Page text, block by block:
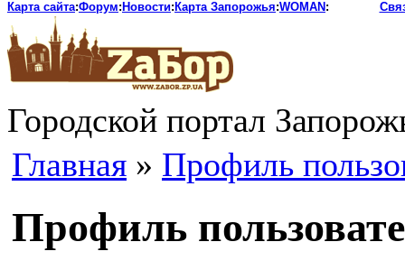
Карта сайта:Форум: Новости: Карта Запорожья:WOMAN :
Городской портал
Главная » Профиль
Профиль